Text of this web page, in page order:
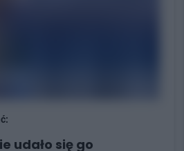
udało się go